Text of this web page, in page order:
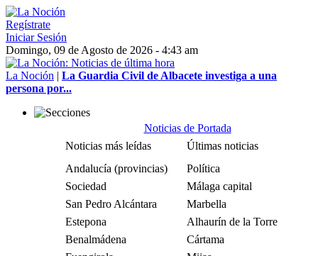
Regístrate
Iniciar Sesión
Domingo, 09 de Agosto de 2026 - 4:43 am
La Noción | La Guardia Civil de Albacete investiga a una
persona por...
Noticias de Portada
Noticias más leídas
Últimas noticias
Andalucía (provincias)
Política
Sociedad
Málaga capital
San Pedro Alcántara
Marbella
Estepona
Alhaurín de la Torre
Benalmádena
Cártama